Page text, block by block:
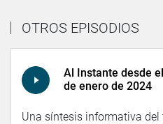
OTROS EPISODIOS
Al Instante desde
de enero de 2024
Una síntesis informativa